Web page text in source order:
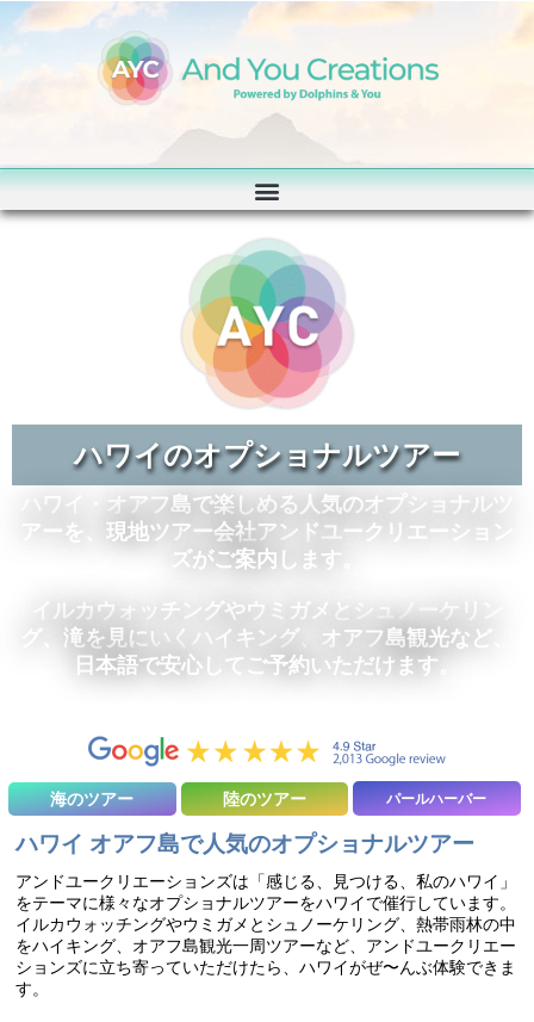
ハワイのオプショナルツアー
ハワイ・オアフ島で楽しめる人気のオプショナルツ
アーを、現地ツアー会社アンドユークリエーション
ズがご案内します。
イルカウォッチングやウミガメとシュノーケリン
グ、滝を見にいくハイキング、オアフ島観光など、
日本語で安心してご予約いただけます。
海のツアー 陸のツアー パールハーバー
ハワイ オアフ島で人気のオプショナルツアー
アンドユークリエーションズは「感じる、見つける、私のハワイ」
をテーマに様々なオプショナルツアーをハワイで催行しています。
イルカウォッチングやウミガメとシュノーケリング、熱帯雨林の中
をハイキング、オアフ島観光一周ツアーなど、アンドユークリエー
ションズに立ち寄っていただけたら、ハワイがぜ〜んぶ体験できま
す。